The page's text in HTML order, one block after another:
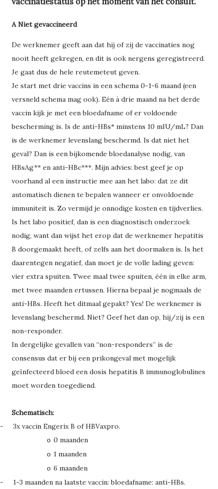
A Niet gevaccineerd
De werknemer geeft aan dat hij of zij de vaccinaties nog
nooit heeft gekregen, en dit is ook nergens geregistreerd.
Je gaat dus de hele reutemeteut geven.
Je start met drie vaccins in een schema 0-1-6 maand (een
versneld schema mag ook). Eén à drie maand na het derde
vaccin kijk je met een bloedafname of er voldoende
bescherming is. Is de anti-HBs* minstens 10 mIU/mL? Dan
is de werknemer levenslang beschermd. Is dat niet het
geval? Dan is een bijkomende bloedanalyse nodig, van
HBsAg** en anti-HBc***. Mijn advies: best geef je op
voorhand al een instructie mee aan het labo: dat ze dit
automatisch dienen te bepalen wanneer er onvoldoende
immuniteit is. Zo vermijd je onnodige kosten en tijdverlies.
Is het labo positief, dan is een diagnostisch onderzoek
nodig, want dan wijst het erop dat de werknemer hepatitis
B doorgemaakt heeft, of zelfs aan het doormaken is. Is het
daarentegen negatief, dan moet je de volle lading geven:
vier extra spuiten. Twee maal twee spuiten, één in elke arm,
met twee maanden ertussen. Hierna bepaal je nogmaals de
anti-HBs. Heeft het ditmaal gepakt? Yes! De werknemer is
levenslang beschermd. Niet? Geef het dan op, hij/zij is een
non-responder.
In dergelijke gevallen van “non-responders” is de
consensus dat er bij een prikongeval met mogelijk
geïnfecteerd bloed een dosis hepatitis B immunoglobulines
moet worden toegediend.
Schematisch:
-
3x vaccin Engerix B of HBVaxpro.
o 0 maanden
o 1 maanden
o 6 maanden
-
1-3 maanden na laatste vaccin: bloedafname: anti-HBs.